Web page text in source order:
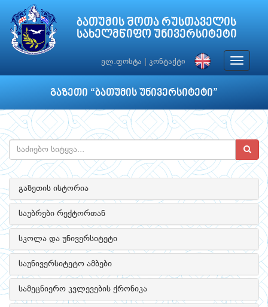
ბათუმის შოთა რუსთაველის
სახელმწიფო უნივერსიტეტი
ელ.ფოსტა კონტაქტი
Toggle
გაზეთი “ბათუმის უნივერსიტეტი”
გაზეთის ისტორია
საუბრები რექტორთან
სკოლა და უნივერსიტეტი
საუნივერსიტეტო ამბები
სამეცნიერო კვლევების ქრონიკა